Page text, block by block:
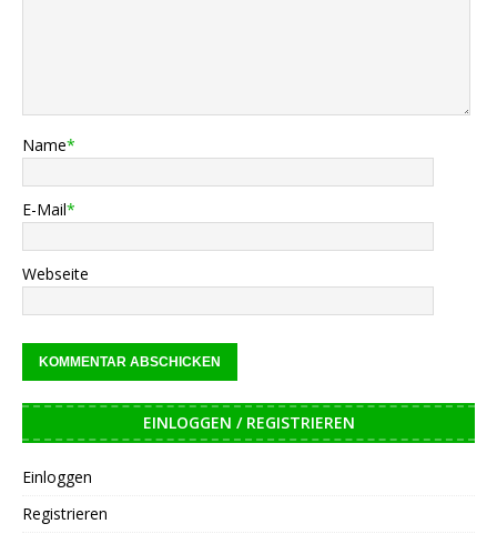
Name*
E-Mail*
Webseite
EINLOGGEN / REGISTRIEREN
Einloggen
Registrieren